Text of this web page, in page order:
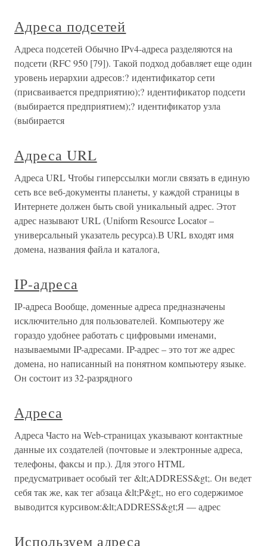
Адреса подсетей
Адреса подсетей Обычно IPv4-адреса разделяются на
подсети (RFC 950 [79]). Такой подход добавляет еще один
уровень иерархии адресов:? идентификатор сети
(присваивается предприятию);? идентификатор подсети
(выбирается предприятием);? идентификатор узла
(выбирается
Адреса URL
Адреса URL Чтобы гиперссылки могли связать в единую
сеть все веб-документы планеты, у каждой страницы в
Интернете должен быть свой уникальный адрес. Этот
адрес называют URL (Uniform Resource Locator –
универсальный указатель ресурса).В URL входят имя
домена, названия файла и каталога,
IР-адреса
IР-адреса Вообще, доменные адреса предназначены
исключительно для пользователей. Компьютеру же
гораздо удобнее работать с цифровыми именами,
называемыми IP-адресами. IP-адрес – это тот же адрес
домена, но написанный на понятном компьютеру языке.
Он состоит из 32-разрядного
Адреса
Адреса Часто на Web-страницах указывают контактные
данные их создателей (почтовые и электронные адреса,
телефоны, факсы и пр.). Для этого HTML
предусматривает особый тег &lt;ADDRESS&gt;. Он ведет
себя так же, как тег абзаца &lt;P&gt;, но его содержимое
выводится курсивом:&lt;ADDRESS&gt;Я — адрес
Используем адреса